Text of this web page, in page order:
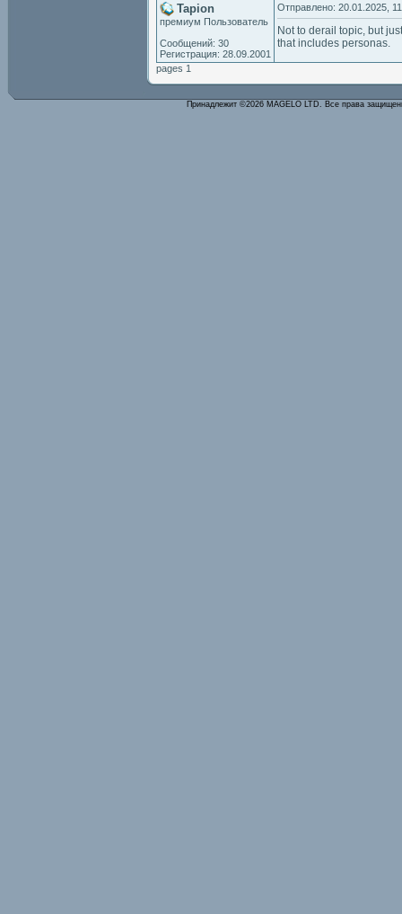
Tapion
премиум Пользователь
Сообщений: 30
Регистрация: 28.09.2001
Отправлено: 20.01.2025,
Not to derail topic, but
that includes personas.
pages 1
Принадлежит ©2026 MAGELO LTD. Все права